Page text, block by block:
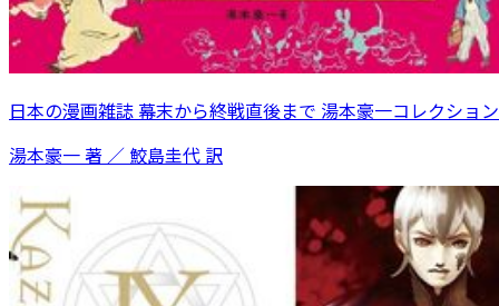
日本の漫画雑誌 幕末から終戦直後まで 湯本豪一コレクション
湯本豪一 著 ／ 鮫島圭代 訳